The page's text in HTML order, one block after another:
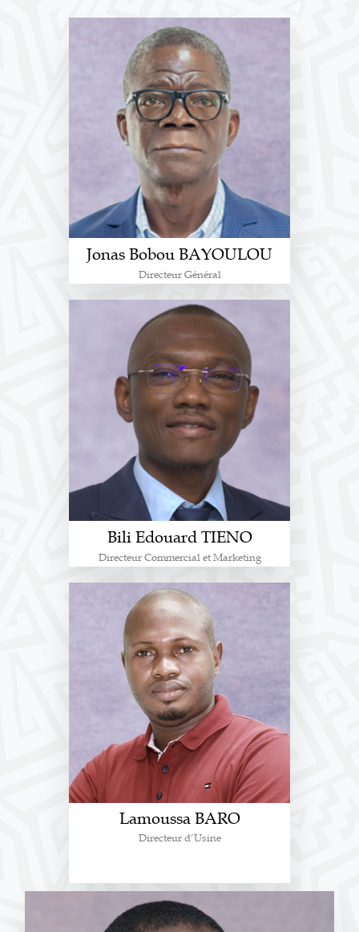
Jonas Bobou BAYOULOU
Directeur Général
Bili Edouard TIENO
Directeur Commercial et Marketing
Lamoussa BARO
Directeur d’Usine